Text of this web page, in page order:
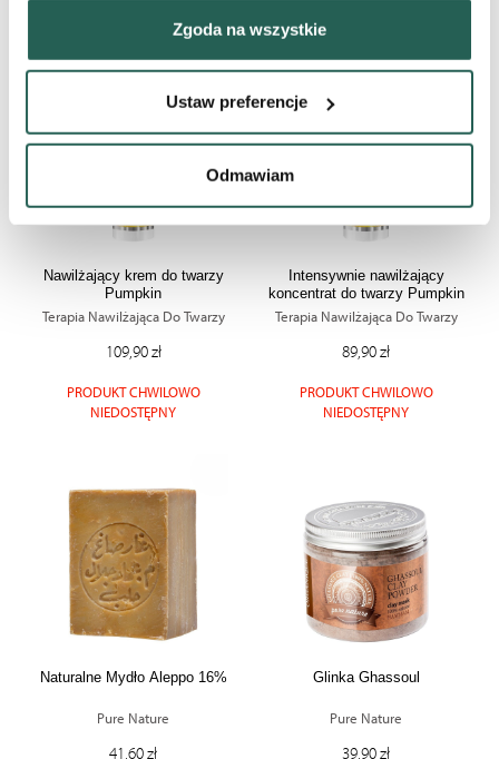
Gromadzić dane dotyczące Twojej lokalizacji
geograficznej z dokładnością nawet do kilku metrów
Identyfikować Twoje urządzenie, aktywnie analizując
czyli wirtualny odcisk palca)
Dowiedz się więcej odnośnie tego, jak Twoje osobiste
dane są przetwarzane oraz ustaw własne preferencje w
zmienić lub wycofać swoją zgodę w dowolnej chwili.
Wykorzystujemy pliki cookie do wybranych treści i
reklam, aby oferować Ci funkcje społecznościowe i
analizować ruch w naszych witrynach. Informacje o tym,
jak korzystać z naszej aplikacji, udostępniania
społecznościowego, dostępnego w aplikacji. Partnerzy
mogą udostępniać te informacje z innych urządzeń
Zgoda na wszystkie
Ustaw preferencje
Odmawiam
Nawilżający krem do twarzy
Pumpkin
Terapia Nawilżająca Do Twarzy
109,90 zł
PRODUKT CHWILOWO
NIEDOSTĘPNY
Intensywnie nawilżający
koncentrat do twarzy Pumpkin
Terapia Nawilżająca Do Twarzy
89,90 zł
PRODUKT CHWILOWO
NIEDOSTĘPNY
Naturalne Mydło Aleppo 16%
Pure Nature
41,60 zł
Glinka Ghassoul
Pure Nature
39,90 zł